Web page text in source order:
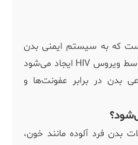
که به سیستم ایمنی بدن
آسیب می‌زند. این بیماری توسط ویروس HIV ایجاد می‌شود
بدن در برابر عفونت‌ها و
بدن فرد آلوده مانند خون،